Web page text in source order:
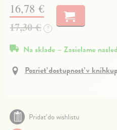
16,78 €
17,30 € ?
Na sklade – Zasielame
Pozrieť dostupnosť v
Pridať do wishlistu